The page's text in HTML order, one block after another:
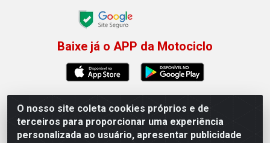
O nosso site coleta cookies próprios e de
terceiros para proporcionar uma experiência
personalizada ao usuário, apresentar publicidade
Baixe já o APP da Motociclo
Motociclo - Rua Francisco Sousa dos Santos, 731 -
Jardim Limoeiro, Serra/ES - CEP 29.164-153 - CNPJ